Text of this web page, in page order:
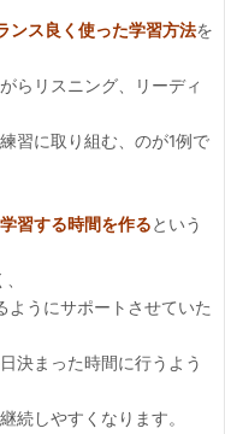
ンス良く使った学習方法を
らリスニング、リーディ
習に取り組む、のが1例で
習する時間を作るという
ようにサポートさせていた
決まった時間に行うよう
続しやすくなります。